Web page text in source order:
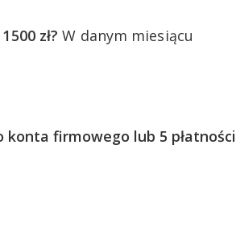
zł? W danym miesiącu
firmowego lub 5 płatności